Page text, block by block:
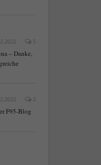
5
– Danke,
2
F95-Blog